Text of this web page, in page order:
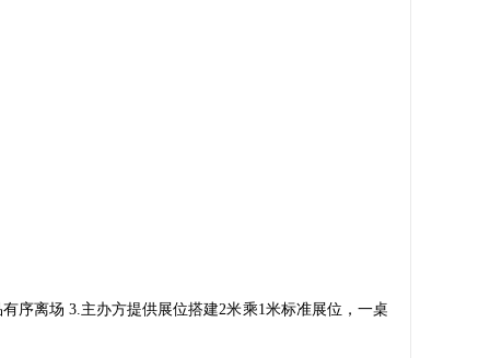
离场 3.主办方提供展位搭建2米乘1米标准展位，一桌